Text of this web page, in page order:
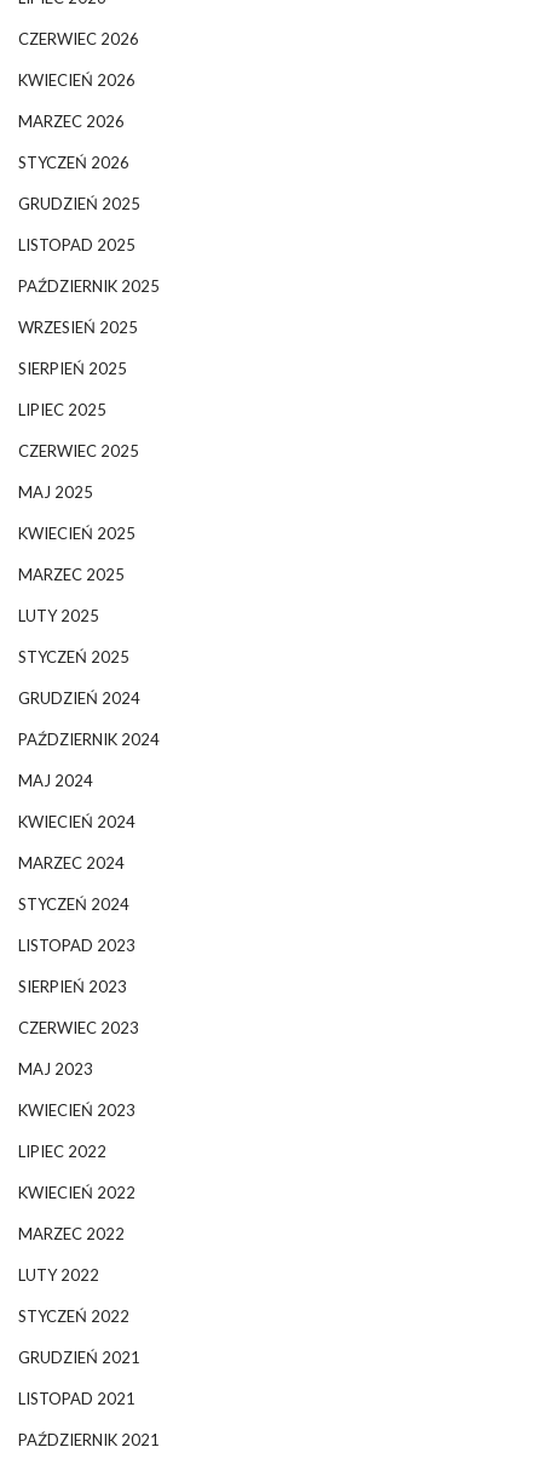
CZERWIEC 2026
KWIECIEŃ 2026
MARZEC 2026
STYCZEŃ 2026
GRUDZIEŃ 2025
LISTOPAD 2025
PAŹDZIERNIK 2025
WRZESIEŃ 2025
SIERPIEŃ 2025
LIPIEC 2025
CZERWIEC 2025
MAJ 2025
KWIECIEŃ 2025
MARZEC 2025
LUTY 2025
STYCZEŃ 2025
GRUDZIEŃ 2024
PAŹDZIERNIK 2024
MAJ 2024
KWIECIEŃ 2024
MARZEC 2024
STYCZEŃ 2024
LISTOPAD 2023
SIERPIEŃ 2023
CZERWIEC 2023
MAJ 2023
KWIECIEŃ 2023
LIPIEC 2022
KWIECIEŃ 2022
MARZEC 2022
LUTY 2022
STYCZEŃ 2022
GRUDZIEŃ 2021
LISTOPAD 2021
PAŹDZIERNIK 2021